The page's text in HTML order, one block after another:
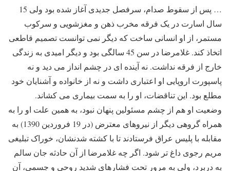
… پس از سقوط صدام، سرفصل جدیدی آغاز شده بود ولی 15
سال اسارت در یک فرقه مخرب ذهن و مغزشویی و سرکوب
مستمر، از او انسانی ساخت که دیگر نمی توانست تصمیم قاطعی
اتخاذ کند. غلامرضا در سن 45 سالگی بود و دیگر امیدی به زندگی
خارج از فرقه نداشت. نه آینده ای در چشم انداز می دید و نه
پاسپورت اروپایی او اعتباری داشت و نه از خانواده و آشنایان خود
مطلع بود. این تناقضات، او را به سمت بیماری می کشاند.
وضعیت او هم از چشم مسئولین پنهان نبود، به همین علت او را به
همراه گروهی دیگر از نیروهای معترض (در 19 فروردین 1390) به
مقابله با پلیس عراق فرستادند تا با کشته شدنشان، خوراک تبلیغی
مریم رجوی داغ تر شود. اگر چه غلامرضا از آن حادثه جان سالم
به دربرد، ولی به مرور تحت فشارهای شدید روحی و جسمی، آن